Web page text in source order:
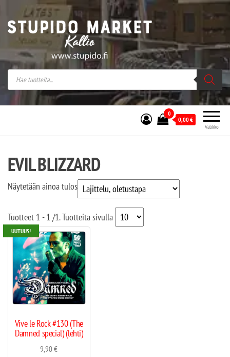
Stupido Market – verkossa ja kivijalassa
Stupido Market on vaihtoehtomusaan
erikoistunut verkko- sekä
kivijalkakauppa Helsingissä Kallion
sydämessä.
Valikko
0
0,00€
EVIL BLIZZARD
Näytetään ainoa tulos
Tuotteet 1 - 1 /1. Tuotteita sivulla
UUTUUS!
Vive le Rock #130 (The
Damned special) (lehti)
9,90€